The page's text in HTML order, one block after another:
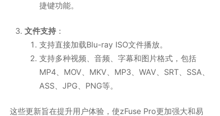
捷键功能。
文件支持 ：
支持直接加载Blu-ray ISO文件播放。
支持多种视频、音频、字幕和图片格式，包括
MP4、MOV、MKV、MP3、WAV、SRT、SSA、
ASS、JPG、PNG等。
这些更新旨在提升用户体验，使zFuse Pro更加强大和易